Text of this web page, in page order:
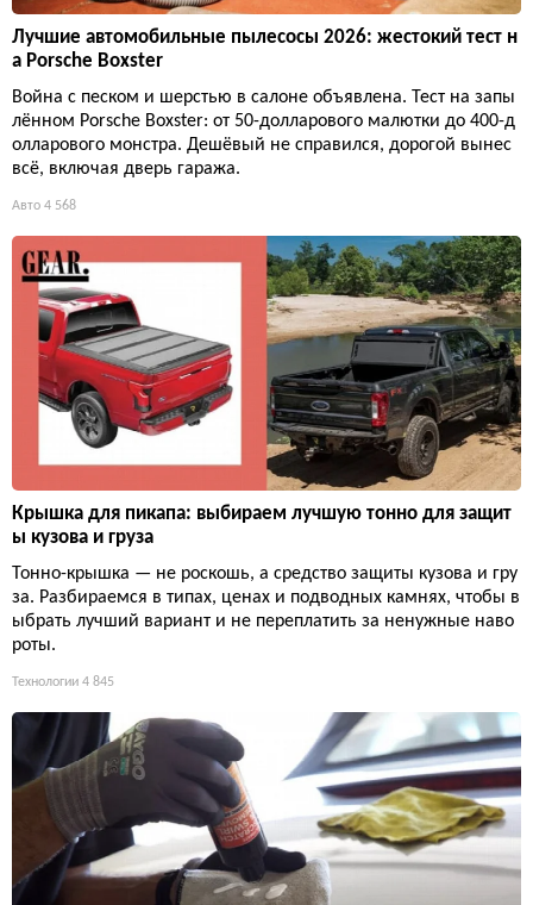
Лучшие автомобильные пылесосы 2026: жестокий тест н
а Porsche Boxster
Война с песком и шерстью в салоне объявлена. Тест на запы
лённом Porsche Boxster: от 50-долларового малютки до 400-д
олларового монстра. Дешёвый не справился, дорогой вынес
всё, включая дверь гаража.
Авто 4 568
Крышка для пикапа: выбираем лучшую тонно для защит
ы кузова и груза
Тонно-крышка — не роскошь, а средство защиты кузова и гру
за. Разбираемся в типах, ценах и подводных камнях, чтобы в
ыбрать лучший вариант и не переплатить за ненужные наво
роты.
Технологии 4 845